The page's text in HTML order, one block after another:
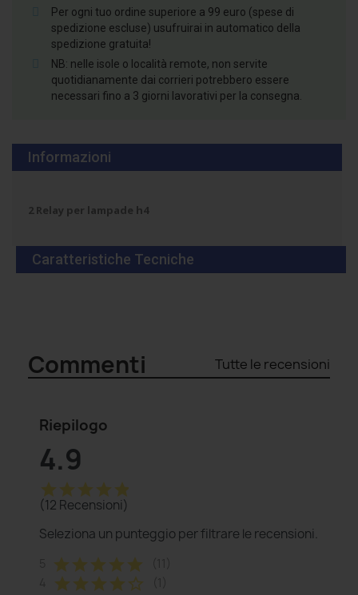
Per ogni tuo ordine superiore a 99 euro (spese di
spedizione escluse) usufruirai in automatico della
spedizione gratuita!
NB: nelle isole o località remote, non servite
quotidianamente dai corrieri potrebbero essere
necessari fino a 3 giorni lavorativi per la consegna.
Informazioni
2 Relay per lampade h4
Caratteristiche Tecniche
Commenti Tutte le recensioni
Riepilogo
4.9
star star star star star
(12 Recensioni)
Seleziona un punteggio per filtrare le recensioni.
star star star star star
star star star star star_border